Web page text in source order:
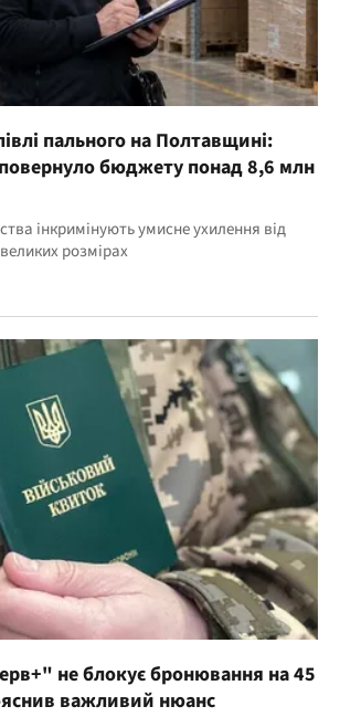
пального на Полтавщині:
бюджету понад 8,6 млн
інкримінують умисне ухилення від
розмірах
не блокує бронювання на 45
важливий нюанс